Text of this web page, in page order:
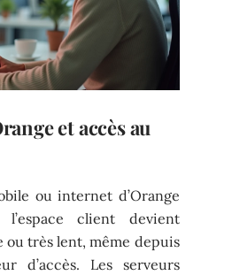
et accès au
ou internet d’Orange
client devient
ou très lent, même depuis
d’accès. Les serveurs